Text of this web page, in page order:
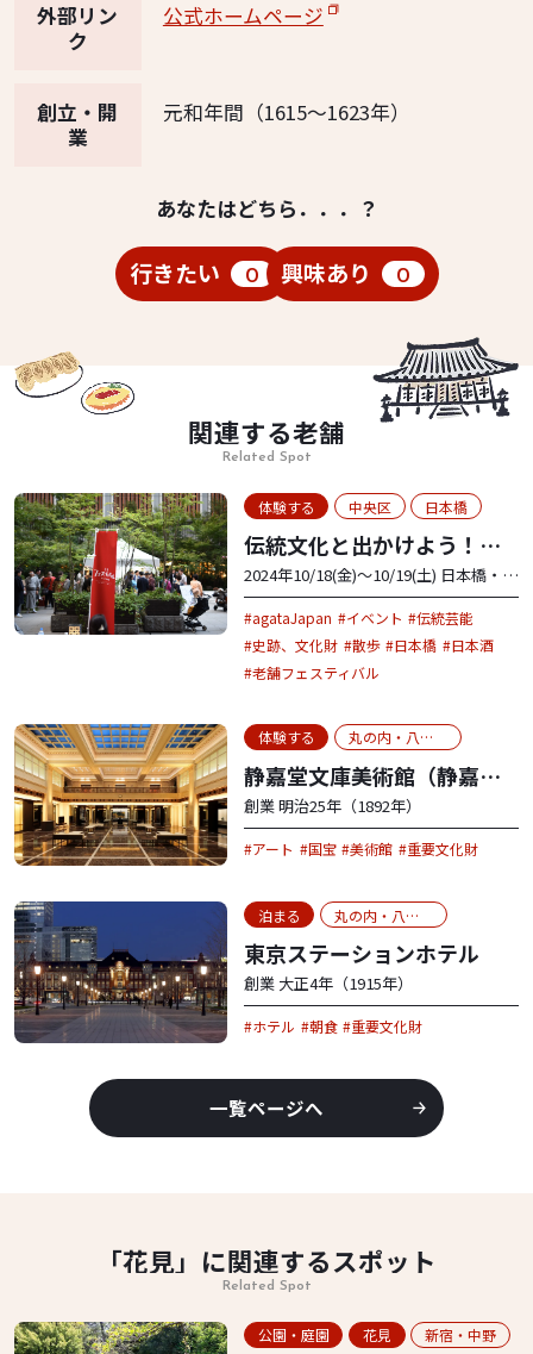
外部リン
ク
公式ホームページ
創立・開
業
元和年間（1615～1623年）
あなたはどちら．．．？
行きたい 0 興味あり 0
関連する老舗
Related Spot
体験する 中央区 日本橋
伝統文化と出かけよう！文
化の交差点「老舗フェステ
ィバル2024」
2024年10/18(金)〜10/19(土) 日本橋・福
徳の森にて開催
agataJapan イベント
伝統芸能
史跡、文化財
散歩 日本橋
日本酒
老舗フェスティバル
体験する 丸の内・八重洲
静嘉堂文庫美術館（静嘉堂
＠丸の内）
創業 明治25年（1892年）
アート 国宝 美術館 重要文化財
泊まる 丸の内・八重洲
東京ステーションホテル
創業 大正4年（1915年）
ホテル 朝食 重要文化財
一覧ページへ
「花見」に関連するスポット
Related Spot
公園・庭園 花見 新宿・中野